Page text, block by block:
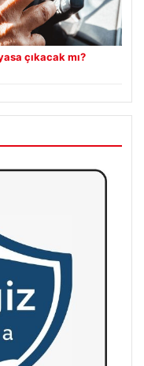
çıkacak mı?